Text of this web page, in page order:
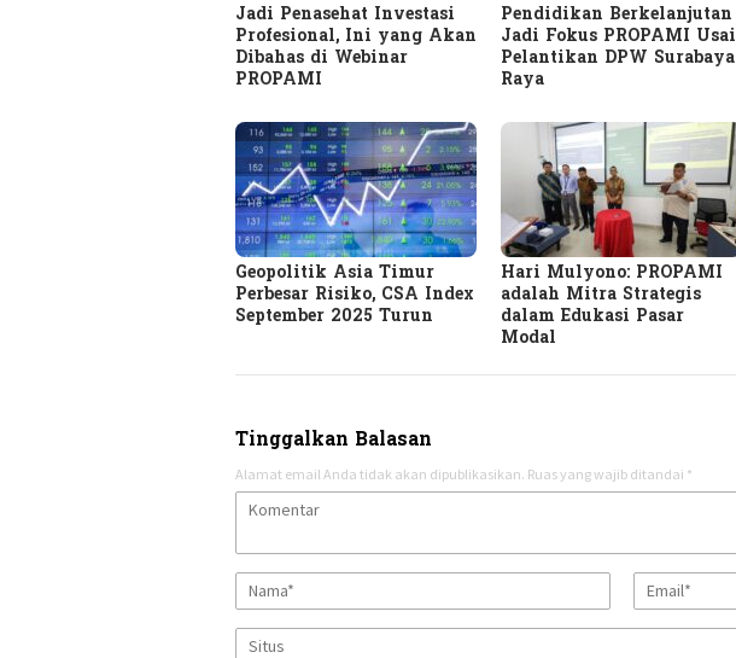
Jadi Penasehat Investasi
Profesional, Ini yang Akan
Dibahas di Webinar
PROPAMI
Pendidikan Berkelanjutan
Jadi Fokus PROPAMI Usai
Pelantikan DPW Surabaya
Raya
Geopolitik Asia Timur
Perbesar Risiko, CSA Index
September 2025 Turun
Hari Mulyono: PROPAMI
adalah Mitra Strategis
dalam Edukasi Pasar
Modal
Tinggalkan Balasan
Alamat email Anda tidak akan dipublikasikan. Ruas yang wajib ditandai *